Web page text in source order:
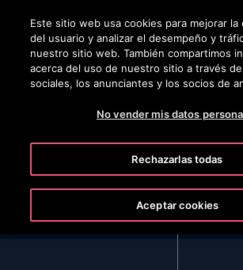
Pulse Intro para saltar al contenido
Este sitio web usa cookies para mejorar la
del usuario y analizar el desempeño y
nuestro sitio web. También compartimos
acerca del uso de nuestro sitio a través
sociales, los anunciantes y los socios de
No vender mis datos
Rechazarlas todas
Aceptar cookies